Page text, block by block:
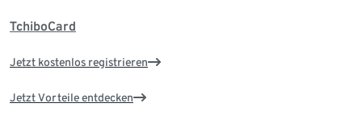
TchiboCard
Jetzt kostenlos registrieren
Jetzt Vorteile entdecken